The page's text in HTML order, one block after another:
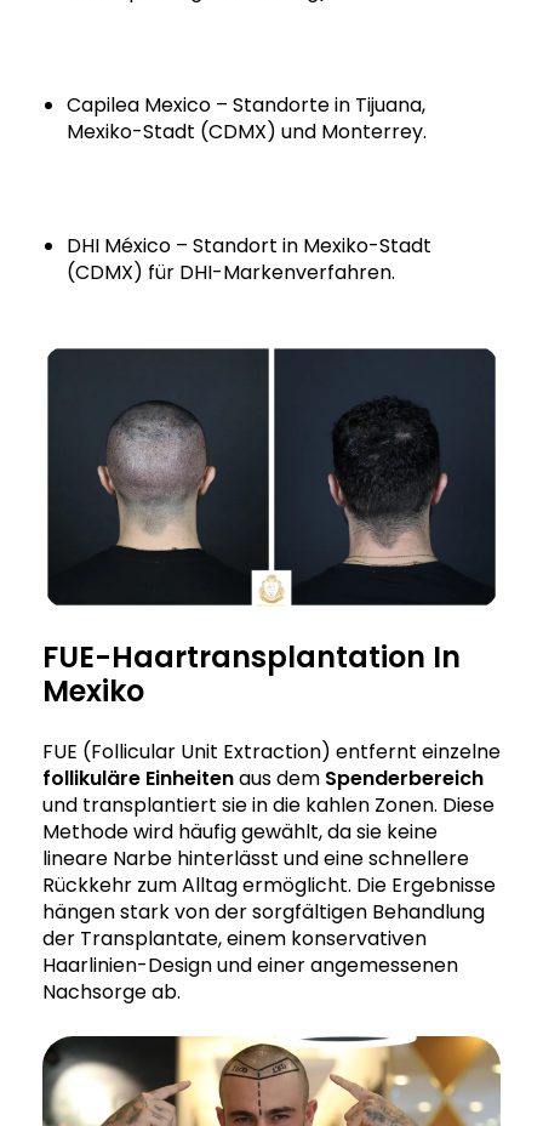
Capilea Mexico – Standorte in Tijuana,
Mexiko-Stadt (CDMX) und Monterrey.
DHI México – Standort in Mexiko-Stadt
(CDMX) für DHI-Markenverfahren.
FUE-Haartransplantation In
Mexiko
FUE (Follicular Unit Extraction) entfernt einzelne
follikuläre Einheitenaus dem Spenderbereich
und transplantiert sie in die kahlen Zonen. Diese
Methode wird häufig gewählt, da sie keine
lineare Narbe hinterlässt und eine schnellere
Rückkehr zum Alltag ermöglicht. Die Ergebnisse
hängen stark von der sorgfältigen Behandlung
der Transplantate, einem konservativen
Haarlinien-Design und einer angemessenen
Nachsorge ab.